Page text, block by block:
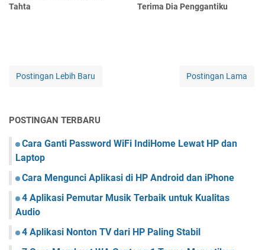
Tahta
Terima Dia Penggantiku
Postingan Lebih Baru Postingan Lama
POSTINGAN TERBARU
Cara Ganti Password WiFi IndiHome Lewat HP dan
Laptop
Cara Mengunci Aplikasi di HP Android dan iPhone
4 Aplikasi Pemutar Musik Terbaik untuk Kualitas
Audio
4 Aplikasi Nonton TV dari HP Paling Stabil